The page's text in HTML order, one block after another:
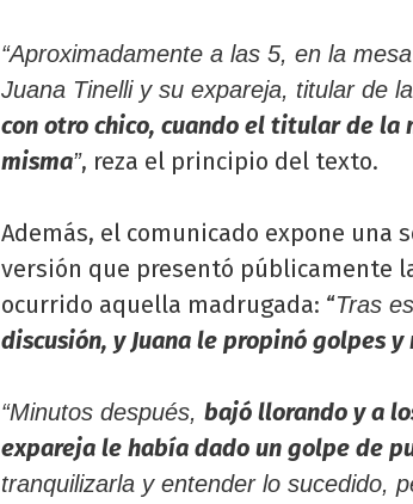
“Aproximadamente a las 5, en la
Juana Tinelli y su expareja, titular de
con otro chico, cuando el titular de la
misma”, reza el principio del texto.
Además, el comunicado expone una
versión que presentó públicamente
ocurrido aquella madrugada: “Tras
discusión, y Juana le propinó golpes y
“Minutos después, bajó llorando y a
expareja le había dado un golpe de
tranquilizarla y entender lo sucedido,